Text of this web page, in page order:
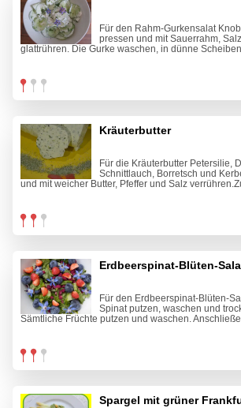
Für den Rahm-Gurkensalat
pressen und mit Sauerrahm,
glattrühren. Die Gurke waschen, in dünne
Kräuterbutter
Für die Kräuterbutter Petersilie,
Schnittlauch, Borretsch und
und mit weicher Butter, Pfeffer und Salz
Erdbeerspinat-Blüten-
Für den Erdbeerspinat-Blüten-
Spinat putzen, waschen und
Sämtliche Früchte putzen und waschen.
Spargel mit grüner